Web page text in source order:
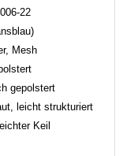
22
Mesh
gepolstert
leicht strukturiert
Keil